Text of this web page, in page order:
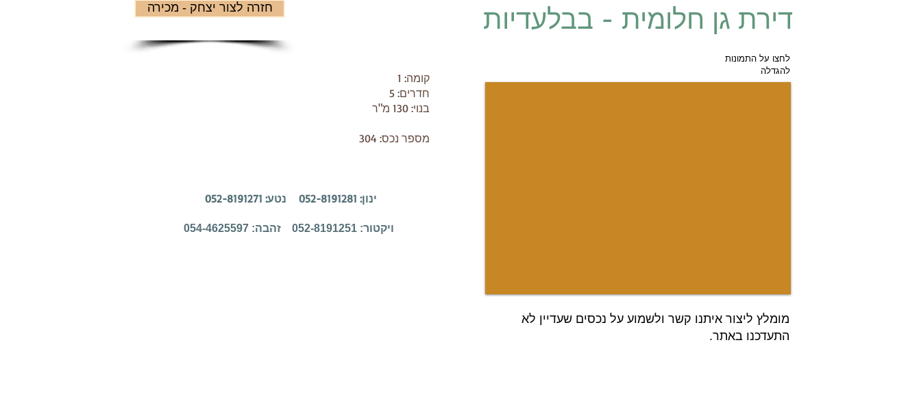
דירת גן חלומית - בבלעדיות​
מומלץ ליצור איתנו קשר ולשמוע על נכסים שעדיין לא
התעדכנו באתר.
לחצו על התמונות
להגדלה
חזרה לצור יצחק - מכירה
קומה: 1
חדרים: 5
בנוי: 130 מ"ר​
מספר נכס: 304
ינון: 052-8191281 נטע: 052-8191271
ויקטור: 052-8191251 זהבה: 054-4625597